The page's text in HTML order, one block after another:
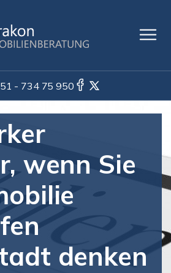
- 734 75 950
wenn Sie
denken